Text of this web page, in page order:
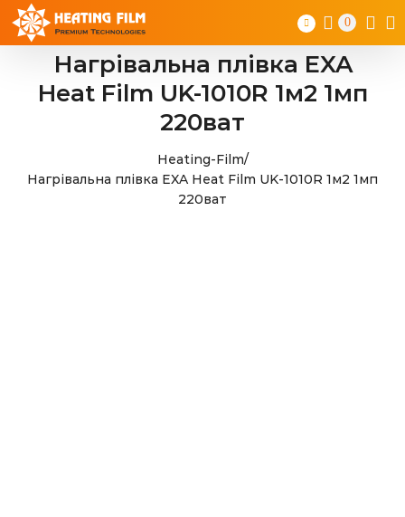
Skip
content
0
Нагрівальна плівка EXA
Heat Film UK-1010R 1м2 1мп
220ват
Heating-Film/
Нагрівальна плівка EXA Heat Film UK-1010R 1м2 1мп
220ват